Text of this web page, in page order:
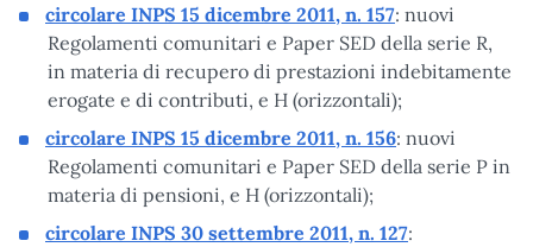
circolare INPS 15 dicembre 2011, n. 157: nuovi
Regolamenti comunitari e Paper SED della serie R,
in materia di recupero di prestazioni indebitamente
erogate e di contributi, e H (orizzontali);
circolare INPS 15 dicembre 2011, n. 156: nuovi
Regolamenti comunitari e Paper SED della serie P in
materia di pensioni, e H (orizzontali);
circolare INPS 30 settembre 2011, n. 127: